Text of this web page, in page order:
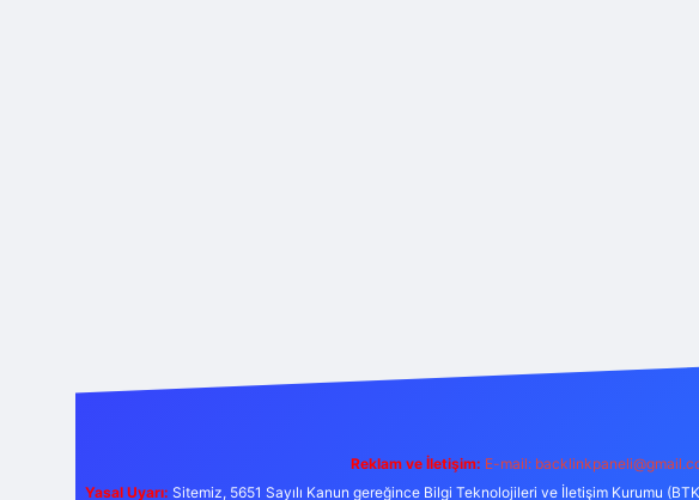
Reklam ve İletişim: E-mail:
Yasal Uyarı: Sitemiz, 5651 Sayılı Kanun gereğince Bilgi Teknolojileri ve İletişim Kurumu